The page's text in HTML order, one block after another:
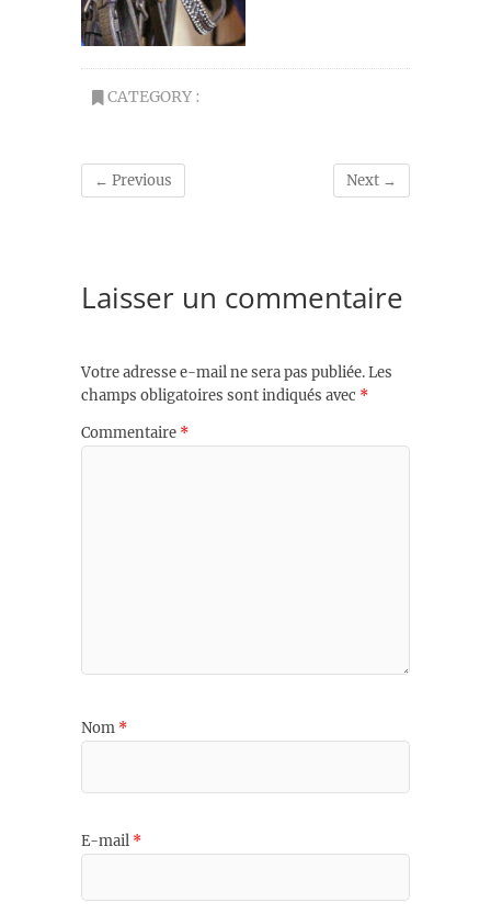
CATEGORY :
← Previous Next →
Laisser un commentaire
Votre adresse e-mail ne sera pas publiée.Les
champs obligatoires sont indiqués avec *
Commentaire *
Nom *
E-mail *